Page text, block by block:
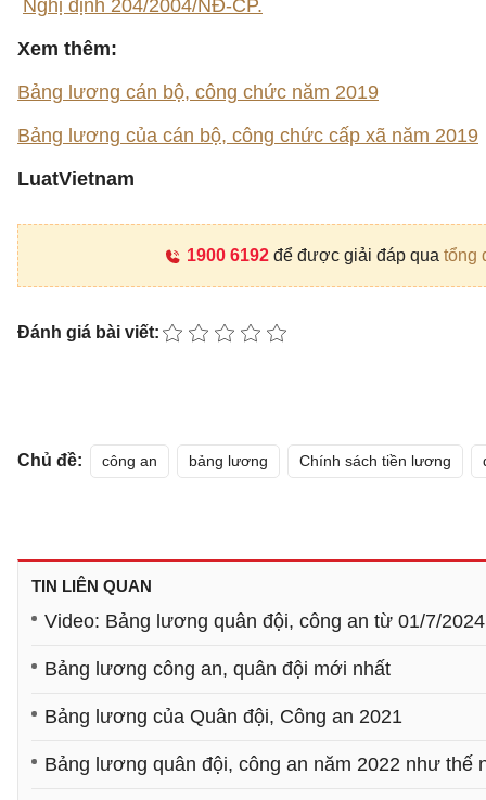
Nghị định 204/2004/NĐ-CP.
Xem thêm:
Bảng lương cán bộ, công chức năm 2019
Bảng lương của cán bộ, công chức cấp xã năm 2019
LuatVietnam
1900 6192để được giải đáp qua tổng
Đánh giá bài viết:
Chủ đề: công an bảng lương Chính sách tiền lương
TIN LIÊN QUAN
Video: Bảng lương quân đội, công an từ 01/7/2024
Bảng lương công an, quân đội mới nhất
Bảng lương của Quân đội, Công an 2021
Bảng lương quân đội, công an năm 2022 như thế